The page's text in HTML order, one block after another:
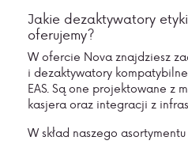
Jakie dezaktywatory
oferujemy?
W ofercie Nova znajdziesz
i dezaktywatory
EAS. Są one projektowane z
kasjera oraz integracji z
W skład naszego